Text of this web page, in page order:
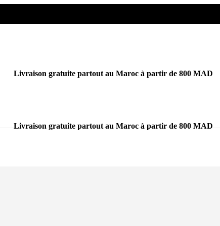
Livraison gratuite partout au Maroc à partir de 800 MAD
Livraison gratuite partout au Maroc à partir de 800 MAD